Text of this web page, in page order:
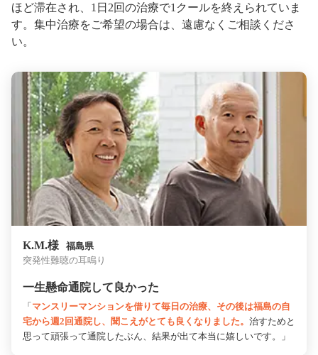
ほど滞在され、1日2回の治療で1クールを終えられていま
す。集中治療をご希望の場合は、遠慮なくご相談くださ
い。
K.M.様 福島県
突発性難聴の耳鳴り
一生懸命通院して良かった
「 マンスリーマンションを借りて毎日の治療、その後は福島の自
宅から週2回通院し、聞こえがとても良くなりました。 治すためと
思って頑張って通院したぶん、結果が出て本当に嬉しいです。」